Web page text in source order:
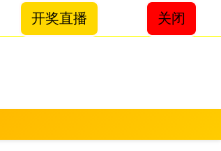
开奖直播 关闭